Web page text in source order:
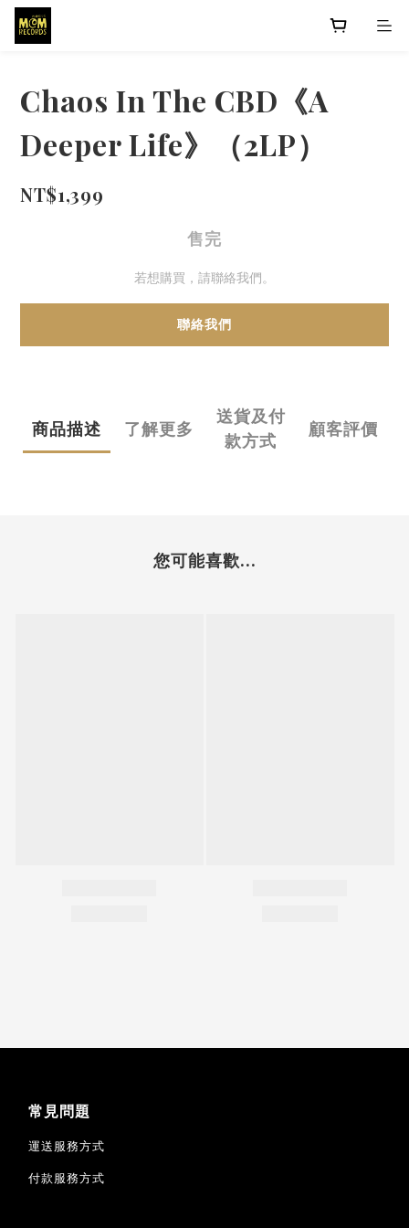
Chaos In The CBD《A
Deeper Life》（2LP）
NT$1,399
售完
若想購買，請聯絡我們。
聯絡我們
商品描述 了解更多
送貨及付
款方式
顧客評價
您可能喜歡...
常見問題
運送服務方式
付款服務方式